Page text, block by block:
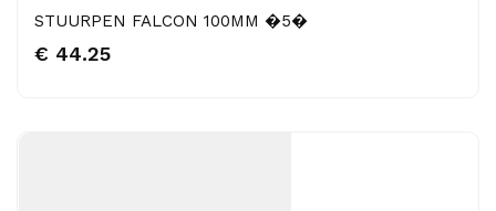
STUURPEN FALCON 100MM �5�
€ 44.25